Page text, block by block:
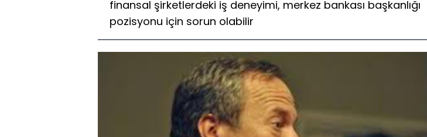
finansal şirketlerdeki iş deneyimi, merkez bankası başkanlığı
pozisyonu için sorun olabilir